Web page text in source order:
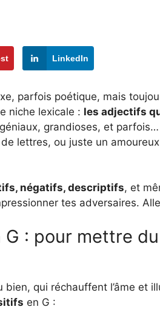
LinkedIn
parfois poétique, mais
niche lexicale : les adjectifs
grandioses, et
lettres, ou juste un
négatifs, descriptifs, et
tes adversaires.
: pour mettre
qui réchauffent l’âme et
en G :